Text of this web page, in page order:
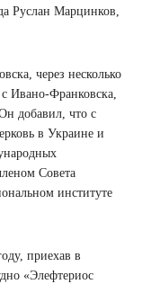
Руслан Марцинков,
через несколько
Ивано-Франковска,
добавил, что с
в Украине и
Совета
институте
приехав в
«Элефтериос